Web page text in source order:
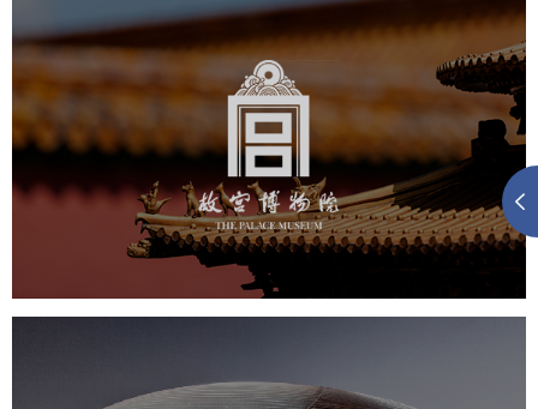
故宫博物院
文化艺术 博物馆 智慧博物馆
博物馆网站建设
景区网站建设
文创商城 万能专题 网站代运营